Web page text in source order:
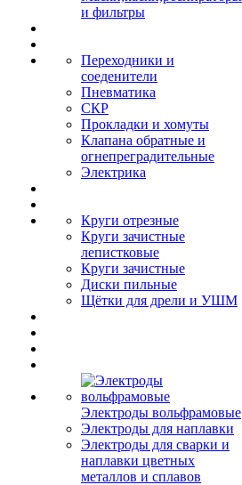
и фильтры
Переходники и
соеденители
Пневматика
СКР
Прокладки и хомуты
Клапана обратные и
огнепреградительные
Электрика
Круги отрезные
Круги зачистные
лепистковые
Круги зачистные
Диски пильные
Щётки для дрели и УШМ
Электроды вольфрамовые
Электроды для наплавки
Электроды для сварки и
наплавки цветных
металлов и сплавов